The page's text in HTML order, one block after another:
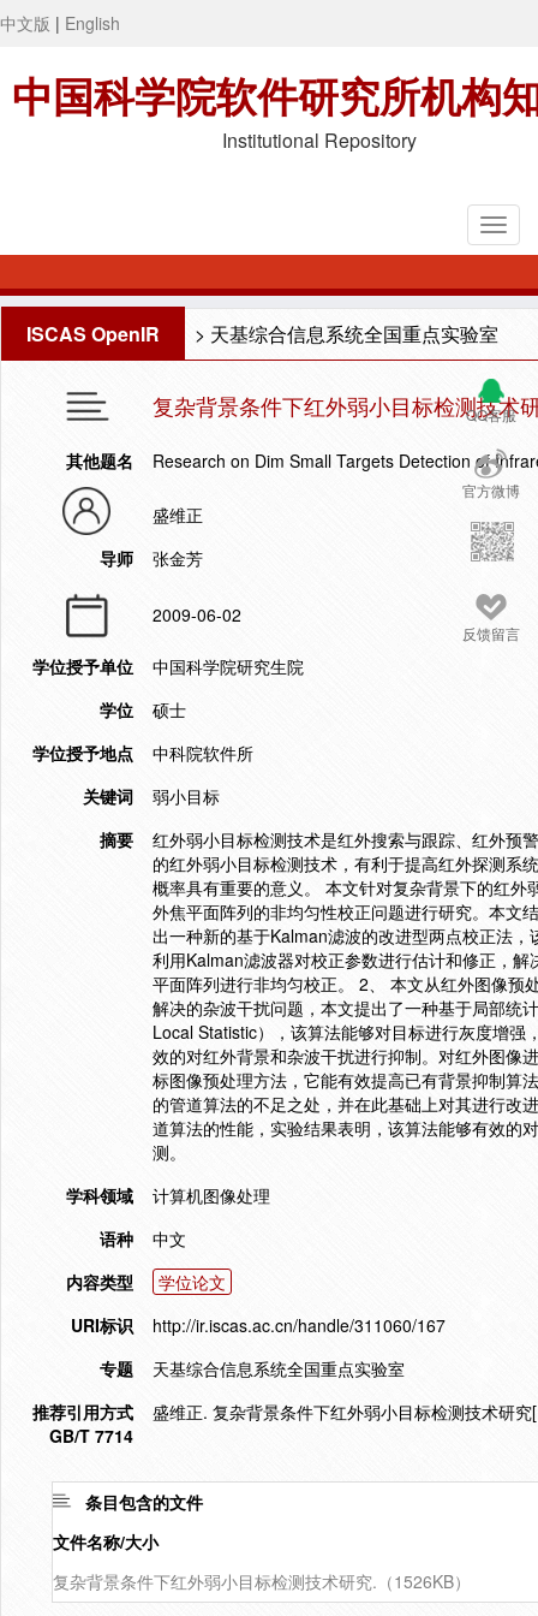
中文版 | English
中国科学院软件研究所机构
Institutional Repository
ISCAS OpenIR > 天基综合信息系统全国重点实验室
QQ客服
官方微博
反馈留言
复杂背景条件下红外弱小目标检测技术
其他题名 Research on Dim Small Targets Detection of
盛维正
导师
张金芳
2009-06-02
学位授予单位
中国科学院研究生院
学位
硕士
学位授予地点
中科院软件所
关键词
弱小目标
摘要
红外弱小目标检测技术是红外搜索与跟踪、红外预
的红外弱小目标检测技术，有利于提高红外探测系
概率具有重要的意义。 本文针对复杂背景下的红
外焦平面阵列的非均匀性校正问题进行研究。本文
出一种新的基于Kalman滤波的改进型两点校正法
利用Kalman滤波器对校正参数进行估计和修正，
平面阵列进行非均匀校正。 2、 本文从红外图像预
解决的杂波干扰问题，本文提出了一种基于局部统
Local Statistic），该算法能够对目标进行灰度增
效的对红外背景和杂波干扰进行抑制。对红外图像
标图像预处理方法，它能有效提高已有背景抑制算
的管道算法的不足之处，并在此基础上对其进行改
道算法的性能，实验结果表明，该算法能够有效的
测。
学科领域
计算机图像处理
语种
中文
内容类型
学位论文
URI标识
http://ir.iscas.ac.cn/handle/311060/167
专题
天基综合信息系统全国重点实验室
推荐引用方式
GB/T 7714
盛维正. 复杂背景条件下红外弱小目标检测技术研
条目包含的文件
文件名称/大小
复杂背景条件下红外弱小目标检测技术研究.（1526KB）